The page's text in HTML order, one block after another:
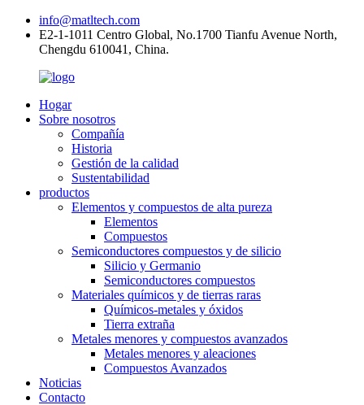
info@matltech.com
E2-1-1011 Centro Global, No.1700 Tianfu Avenue North,
Chengdu 610041, China.
Hogar
Sobre nosotros
Compañía
Historia
Gestión de la calidad
Sustentabilidad
productos
Elementos y compuestos de alta pureza
Elementos
Compuestos
Semiconductores compuestos y de silicio
Silicio y Germanio
Semiconductores compuestos
Materiales químicos y de tierras raras
Químicos-metales y óxidos
Tierra extraña
Metales menores y compuestos avanzados
Metales menores y aleaciones
Compuestos Avanzados
Noticias
Contacto